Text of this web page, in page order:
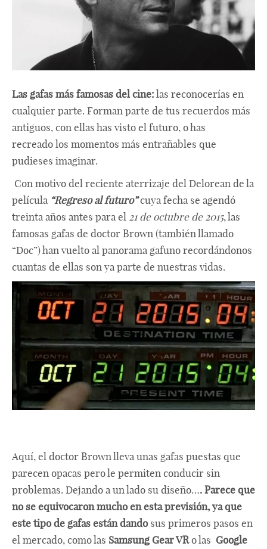
Las gafas más famosas del cine:las reconocerías en
cualquier parte. Forman parte de tus recuerdos más
antiguos, con ellas has visto el futuro, o has
recreado los momentos más entrañables que
pudieses imaginar.
Con motivo del reciente aterrizaje del Delorean de la
película “Regreso al futuro”cuya fecha se agendó
treinta años antes para el 21 de octubre de 2015, las
famosas gafas de doctor Brown (también llamado
“Doc”) han vuelto al panorama gafuno recordándonos
cuantas de ellas son ya parte de nuestras vidas.
Aquí, el doctor Brown lleva unas gafas puestas que
parecen opacas pero le permiten conducir sin
problemas. Dejando a un lado su diseño…. Parece que
no se equivocaron mucho en esta previsión, ya que
este tipo de gafas están dandosus primeros pasos en
el mercado, como las Samsung Gear VRo las Google